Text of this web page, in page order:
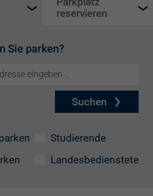
reservieren
Sie parken?
Suchen
Studierende
Landesbedienstete